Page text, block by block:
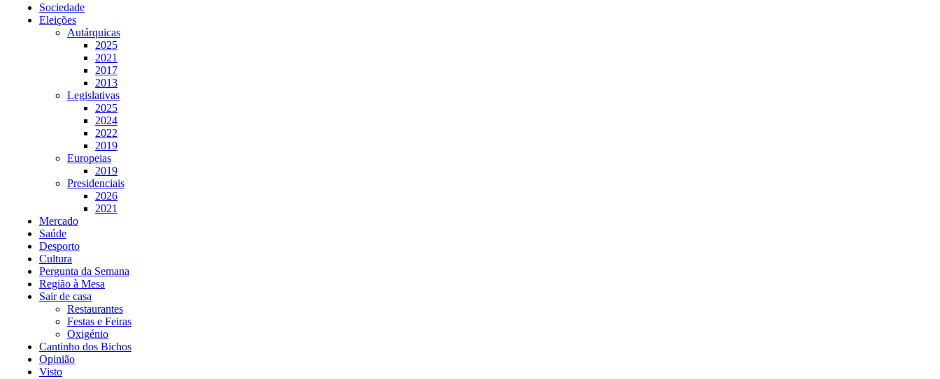
Sociedade
Eleições
Autárquicas
2025
2021
2017
2013
Legislativas
2025
2024
2022
2019
Europeias
2019
Presidenciais
2026
2021
Mercado
Saúde
Desporto
Cultura
Pergunta da Semana
Região à Mesa
Sair de casa
Restaurantes
Festas e Feiras
Oxigénio
Cantinho dos Bichos
Opinião
Visto